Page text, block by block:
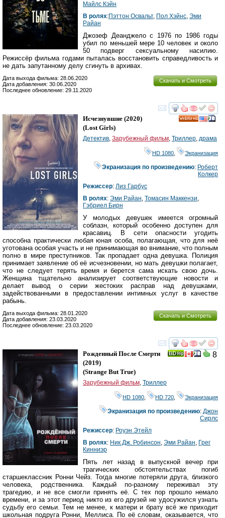
Майлс Кэйн
В ролях:Пэттон Освальт, Пол Хэйнс, Эми
Райан
Джозеф Деанджело с 1976 по 1986 годы
убил по меньшей мере 10 человек и около
50 подверг сексуальному насилию.
Режиссёр фильма годами пыталась восстановить справедливость и
не дать запутанному делу сгинуть в архивах.
Скачать и Смотреть
Дата выхода фильма: 28.06.2020
Дата добавления: 30.06.2020
Последнее обновление: 29.11.2020
смотреть
Исчезнувшие (2020)
(Lost Girls)
Детектив, Зарубежный фильм, Триллер, драма
HD 1080 Экранизация
Экранизация по произведению: Роберт
Колкер
Режиссер: Лиз Гарбус
В ролях: Эми Райан, Томасин Маккензи,
Гэбриел Бирн
У молодых девушек имеется огромный
соблазн, который особенно доступен для
красавиц. В сети опасности угодить
способна практически любая юная особа, полагающая, что для неё
уготована особая участь и не принимающая во внимание, что полным
полно в мире преступников. Так пропадает одна девушка. Полиция
принимает заявление об её исчезновении, но мать девушки полагает,
что не следует терять время и берется сама искать свою дочь.
Женщина тщательно анализирует соответствующие новости и
делает вывод о серии жестоких расправ над девушками,
задействованными в предоставлении интимных услуг в качестве
рабынь.
Скачать и Смотреть
Дата выхода фильма: 28.01.2020
Дата добавления: 23.03.2020
Последнее обновление: 23.03.2020
смотреть
8
Рожденный После Смерти
(2019)
(Strange But True)
Зарубежный фильм Триллер
HD 1080 HD 720 Экранизация
Экранизация по произведению: Джон
Сирлс
Режиссер: Роуэн Этейл
В ролях: Ник Дж. Робинсон Эми Райан Грег
Кинниэр
Пять лет назад в выпускной вечер при
трагических обстоятельствах погиб
старшеклассник Ронни Чейз. Тогда многие потеряли друга, близкого
человека, родственника. Каждый по-разному переживал эту
трагедию, и не все смогли принять её. С тех пор прошло немало
времени, и за этот период никто из его друзей не удосужился узнать
судьбу его семьи. Тем не менее, к матери и брату всё же приходит
школьная подруга Ронни, Меллиса. По её словам, оказывается, что